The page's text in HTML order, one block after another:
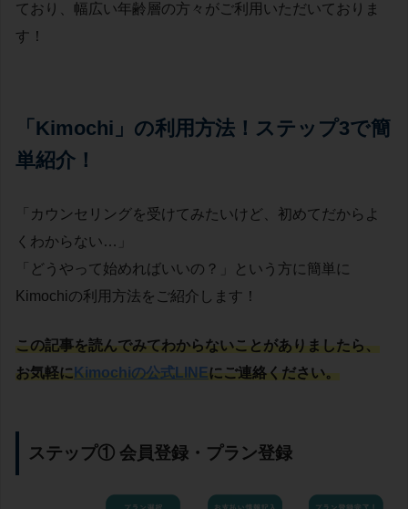
ており、幅広い年齢層の方々がご利用いただいておりま
す！
「Kimochi」の利用方法！ステップ3で簡
単紹介！
「カウンセリングを受けてみたいけど、初めてだからよ
くわからない…」
「どうやって始めればいいの？」という方に簡単に
Kimochiの利用方法をご紹介します！
この記事を読んでみてわからないことがありましたら、
お気軽に Kimochiの公式LINEにご連絡ください。
ステップ① 会員登録・プラン登録